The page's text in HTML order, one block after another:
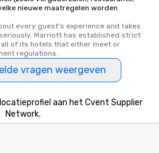
nieuwe maatregelen worden
every guest's experience and takes
Marriott has established strict
of its hotels that either meet or
regulations.
vragen weergeven
aan het Cvent Supplier
Network.